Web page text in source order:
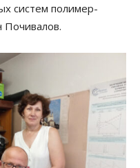
систем полимер-